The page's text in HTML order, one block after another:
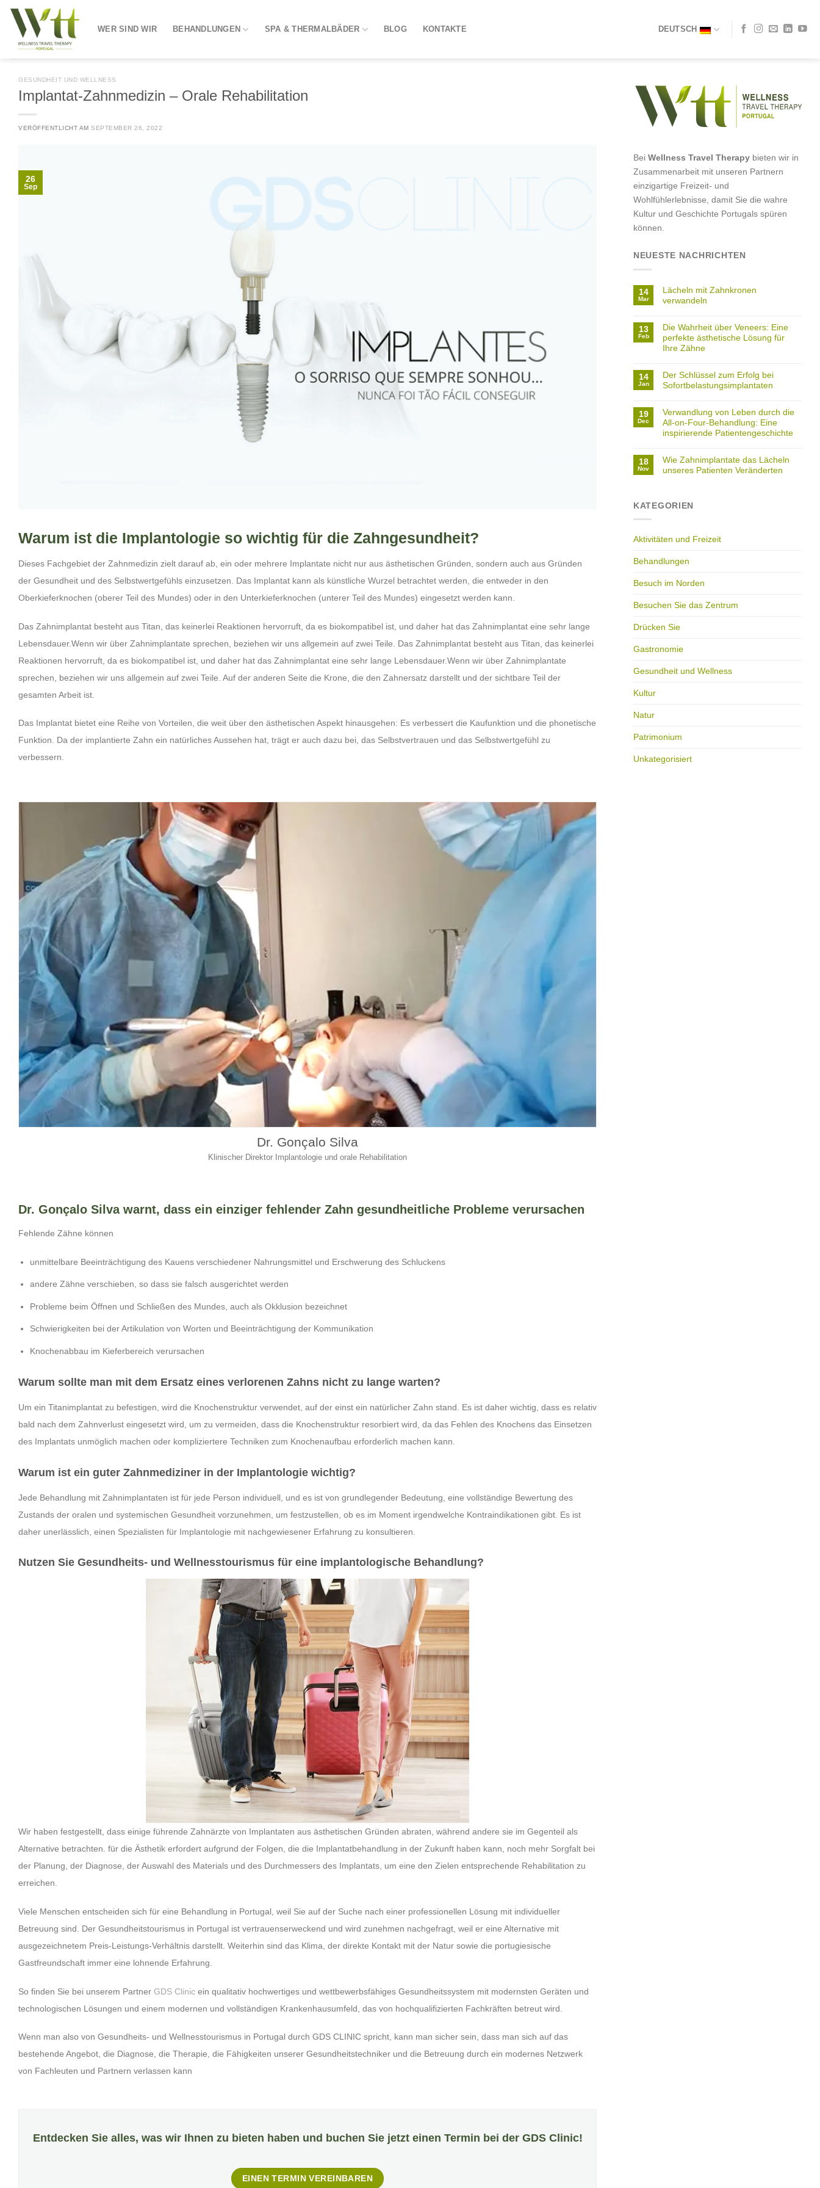
Inhalt
springen
WER SIND WIR BEHANDLUNGEN SPA & THERMALBÄDER BLOG KONTAKTE DEUTSCH
GESUNDHEIT UND WELLNESS
Implantat-Zahnmedizin – Orale Rehabilitation
VERÖFFENTLICHT AMSEPTEMBER 26, 2022
26
Sep
Warum ist die Implantologie so wichtig für die Zahngesundheit?
Dieses Fachgebiet der Zahnmedizin zielt darauf ab, ein oder mehrere Implantate nicht nur aus ästhetischen Gründen, sondern auch aus Gründen
der Gesundheit und des Selbstwertgefühls einzusetzen. Das Implantat kann als künstliche Wurzel betrachtet werden, die entweder in den
Oberkieferknochen (oberer Teil des Mundes) oder in den Unterkieferknochen (unterer Teil des Mundes) eingesetzt werden kann.
Das Zahnimplantat besteht aus Titan, das keinerlei Reaktionen hervorruft, da es biokompatibel ist, und daher hat das Zahnimplantat eine sehr lange
Lebensdauer.Wenn wir über Zahnimplantate sprechen, beziehen wir uns allgemein auf zwei Teile. Das Zahnimplantat besteht aus Titan, das keinerlei
Reaktionen hervorruft, da es biokompatibel ist, und daher hat das Zahnimplantat eine sehr lange Lebensdauer.Wenn wir über Zahnimplantate
sprechen, beziehen wir uns allgemein auf zwei Teile. Auf der anderen Seite die Krone, die den Zahnersatz darstellt und der sichtbare Teil der
gesamten Arbeit ist.
Das Implantat bietet eine Reihe von Vorteilen, die weit über den ästhetischen Aspekt hinausgehen: Es verbessert die Kaufunktion und die phonetische
Funktion. Da der implantierte Zahn ein natürliches Aussehen hat, trägt er auch dazu bei, das Selbstvertrauen und das Selbstwertgefühl zu
verbessern.
Dr. Gonçalo Silva
Klinischer Direktor Implantologie und orale Rehabilitation
Dr. Gonçalo Silva warnt, dass ein einziger fehlender Zahn gesundheitliche Probleme verursachen
Fehlende Zähne können
unmittelbare Beeinträchtigung des Kauens verschiedener Nahrungsmittel und Erschwerung des Schluckens
andere Zähne verschieben, so dass sie falsch ausgerichtet werden
Probleme beim Öffnen und Schließen des Mundes, auch als Okklusion bezeichnet
Schwierigkeiten bei der Artikulation von Worten und Beeinträchtigung der Kommunikation
Knochenabbau im Kieferbereich verursachen
Warum sollte man mit dem Ersatz eines verlorenen Zahns nicht zu lange warten?
Um ein Titanimplantat zu befestigen, wird die Knochenstruktur verwendet, auf der einst ein natürlicher Zahn stand. Es ist daher wichtig, dass es relativ
bald nach dem Zahnverlust eingesetzt wird, um zu vermeiden, dass die Knochenstruktur resorbiert wird, da das Fehlen des Knochens das Einsetzen
des Implantats unmöglich machen oder kompliziertere Techniken zum Knochenaufbau erforderlich machen kann.
Warum ist ein guter Zahnmediziner in der Implantologie wichtig?
Jede Behandlung mit Zahnimplantaten ist für jede Person individuell, und es ist von grundlegender Bedeutung, eine vollständige Bewertung des
Zustands der oralen und systemischen Gesundheit vorzunehmen, um festzustellen, ob es im Moment irgendwelche Kontraindikationen gibt. Es ist
daher unerlässlich, einen Spezialisten für Implantologie mit nachgewiesener Erfahrung zu konsultieren.
Nutzen Sie Gesundheits- und Wellnesstourismus für eine implantologische Behandlung?
Wir haben festgestellt, dass einige führende Zahnärzte von Implantaten aus ästhetischen Gründen abraten, während andere sie im Gegenteil als
Alternative betrachten. für die Ästhetik erfordert aufgrund der Folgen, die die Implantatbehandlung in der Zukunft haben kann, noch mehr Sorgfalt bei
der Planung, der Diagnose, der Auswahl des Materials und des Durchmessers des Implantats, um eine den Zielen entsprechende Rehabilitation zu
erreichen.
Viele Menschen entscheiden sich für eine Behandlung in Portugal, weil Sie auf der Suche nach einer professionellen Lösung mit individueller
Betreuung sind. Der Gesundheitstourismus in Portugal ist vertrauenserweckend und wird zunehmen nachgefragt, weil er eine Alternative mit
ausgezeichnetem Preis-Leistungs-Verhältnis darstellt. Weiterhin sind das Klima, der direkte Kontakt mit der Natur sowie die portugiesische
Gastfreundschaft immer eine lohnende Erfahrung.
So finden Sie bei unserem Partner GDS Clinic ein qualitativ hochwertiges und wettbewerbsfähiges Gesundheitssystem mit modernsten Geräten und
technologischen Lösungen und einem modernen und vollständigen Krankenhausumfeld, das von hochqualifizierten Fachkräften betreut wird.
Wenn man also von Gesundheits- und Wellnesstourismus in Portugal durch GDS CLINIC spricht, kann man sicher sein, dass man sich auf das
bestehende Angebot, die Diagnose, die Therapie, die Fähigkeiten unserer Gesundheitstechniker und die Betreuung durch ein modernes Netzwerk
von Fachleuten und Partnern verlassen kann
Entdecken Sie alles, was wir Ihnen zu bieten haben und buchen Sie jetzt einen Termin bei der GDS Clinic!
EINEN TERMIN VEREINBAREN
Bei Wellness Travel Therapy bieten wir in
Zusammenarbeit mit unseren Partnern
einzigartige Freizeit- und
Wohlfühlerlebnisse, damit Sie die wahre
Kultur und Geschichte Portugals spüren
können.
NEUESTE NACHRICHTEN
14
Mar
Lächeln mit Zahnkronen
verwandeln
13
Feb
Die Wahrheit über Veneers: Eine
perfekte ästhetische Lösung für
Ihre Zähne
14
Jan
Der Schlüssel zum Erfolg bei
Sofortbelastungsimplantaten
19
Dec
Verwandlung von Leben durch die
All-on-Four-Behandlung: Eine
inspirierende Patientengeschichte
18
Nov
Wie Zahnimplantate das Lächeln
unseres Patienten Veränderten
KATEGORIEN
Aktivitäten und Freizeit
Behandlungen
Besuch im Norden
Besuchen Sie das Zentrum
Drücken Sie
Gastronomie
Gesundheit und Wellness
Kultur
Natur
Patrimonium
Unkategorisiert